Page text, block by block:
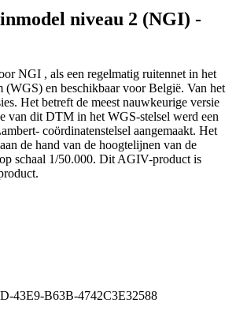
niveau 2 (NGI) -
NGI , als een regelmatig ruitennet in het
(WGS) en beschikbaar voor België. Van het
Het betreft de meest nauwkeurige versie
van dit DTM in het WGS-stelsel werd een
coördinatenstelsel aangemaakt. Het
de hand van de hoogtelijnen van de
schaal 1/50.000. Dit AGIV-product is
43E9-B63B-4742C3E32588